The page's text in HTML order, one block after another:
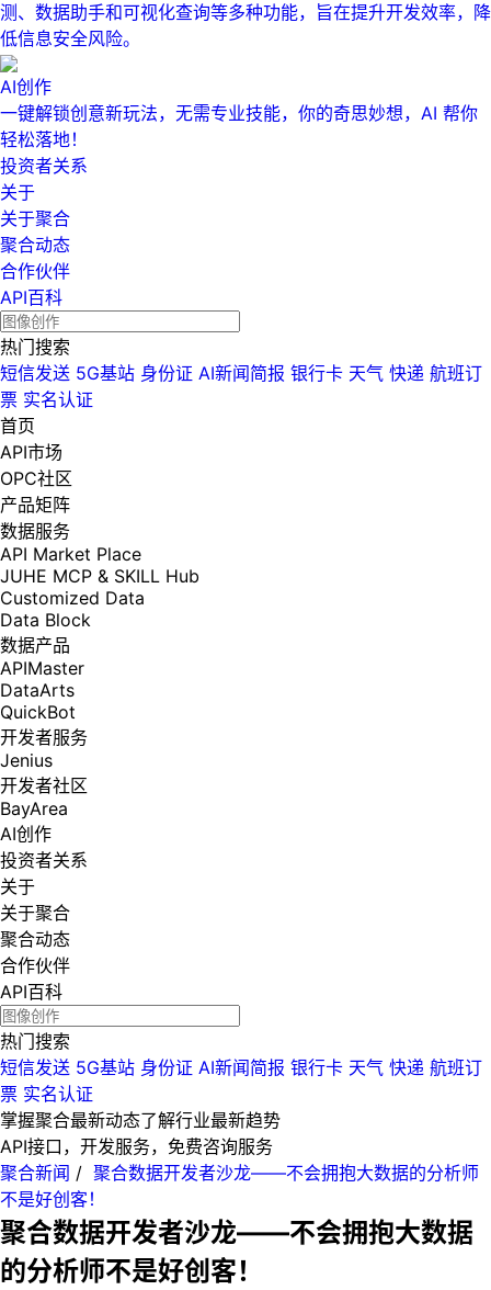
测、数据助手和可视化查询等多种功能，旨在提升开发效率，降
低信息安全风险。
AI创作
一键解锁创意新玩法，无需专业技能，你的奇思妙想，AI 帮你
轻松落地！
投资者关系
关于
关于聚合
聚合动态
合作伙伴
API百科
热门搜索
短信发送 5G基站 身份证 AI新闻简报 银行卡 天气 快递 航班订
票 实名认证
首页
API市场
OPC社区
产品矩阵
数据服务
API Market Place
JUHE MCP & SKILL Hub
Customized Data
Data Block
数据产品
APIMaster
DataArts
QuickBot
开发者服务
Jenius
开发者社区
BayArea
AI创作
投资者关系
关于
关于聚合
聚合动态
合作伙伴
API百科
热门搜索
短信发送 5G基站 身份证 AI新闻简报 银行卡 天气 快递 航班订
票 实名认证
掌握聚合最新动态了解行业最新趋势
API接口，开发服务，免费咨询服务
聚合新闻 / 聚合数据开发者沙龙——不会拥抱大数据的分析师
不是好创客！
聚合数据开发者沙龙——不会拥抱大数据
的分析师不是好创客！